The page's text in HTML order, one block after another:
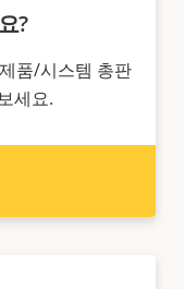
?
품/시스템 총판
세요.